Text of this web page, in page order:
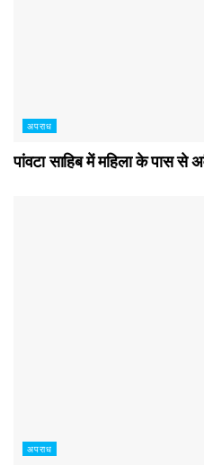
अपराध
पांवटा साहिब में महिला के पास से
अपराध